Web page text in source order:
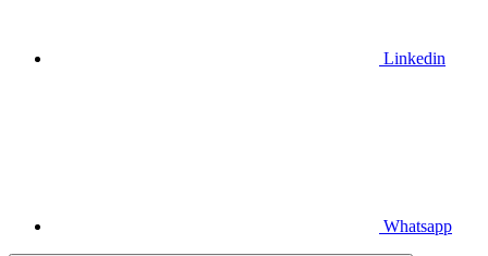
Linkedin
Whatsapp